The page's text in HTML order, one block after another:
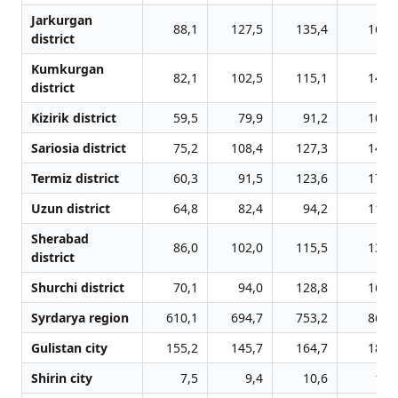
Jarkurgan
district
88,1 127,5 135,4
Kumkurgan
district
82,1 102,5 115,1
Kizirik district 59,5 79,9 91,2
Sariosia district
75,2 108,4 127,3
Termiz district
60,3 91,5 123,6
Uzun district
64,8 82,4 94,2
Sherabad
district
86,0 102,0 115,5
Shurchi district 70,1 94,0 128,8
Syrdarya region
610,1 694,7 753,2
Gulistan city
155,2 145,7 164,7
Shirin city
7,5 9,4 10,6